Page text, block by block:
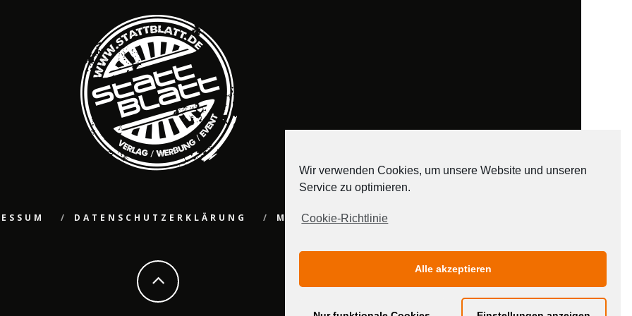
DATENSCHUTZERKLÄRUNG MEDIADATEN
Wir verwenden Cookies, um unsere Website und unseren
Service zu optimieren.
Cookie-Richtlinie
Alle akzeptieren